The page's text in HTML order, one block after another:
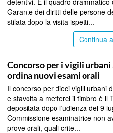
Garante dei diritti delle persone
stilata dopo la visita ispetti...
Continua
Concorso per i vigili urbani
ordina nuovi esami orali
Il concorso per dieci vigili urbani
e stavolta a metterci il timbro è il
depositata dopo l’udienza del 9
Commissione esaminatrice non
prove orali, quali crite...